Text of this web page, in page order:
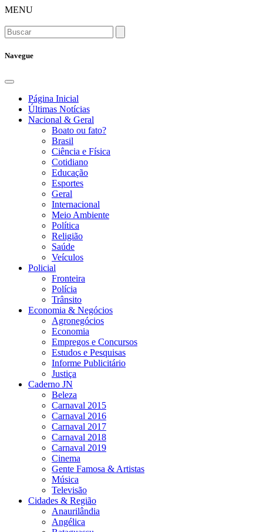
MENU
Navegue
Página Inicial
Últimas Notícias
Nacional & Geral
Boato ou fato?
Brasil
Ciência e Física
Cotidiano
Educação
Esportes
Geral
Internacional
Meio Ambiente
Política
Religião
Saúde
Veículos
Policial
Fronteira
Polícia
Trânsito
Economia & Negócios
Agronegócios
Economia
Empregos e Concursos
Estudos e Pesquisas
Informe Publicitário
Justiça
Caderno JN
Beleza
Carnaval 2015
Carnaval 2016
Carnaval 2017
Carnaval 2018
Carnaval 2019
Cinema
Gente Famosa & Artistas
Música
Televisão
Cidades & Região
Anaurilândia
Angélica